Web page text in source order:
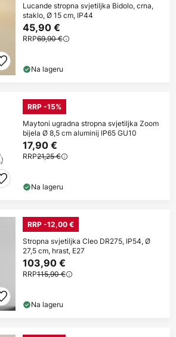
Lucande stropna svjetiljka Bidolo, crna,
staklo, Ø 15 cm, IP44
45,90 €
RRP69,90 €
Na lageru
RRP -15%
Maytoni ugradna stropna svjetiljka Zoom
bijela Ø 8,5 cm aluminij IP65 GU10
17,90 €
RRP21,25 €
Na lageru
RRP -12,00 €
Stropna svjetiljka Cleo DR275, IP54, Ø
27,5 cm, hrast, E27
103,90 €
RRP115,90 €
Na lageru